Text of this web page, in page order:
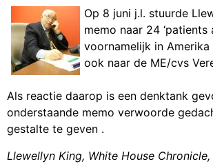
Op 8 juni j.l. stuurde
memo naar 24 ‘patients
voornamelijk in Amerika
ook naar de ME/cvs
Als reactie daarop is een denktank
onderstaande memo verwoorde
gestalte te geven .
Llewellyn King, White House